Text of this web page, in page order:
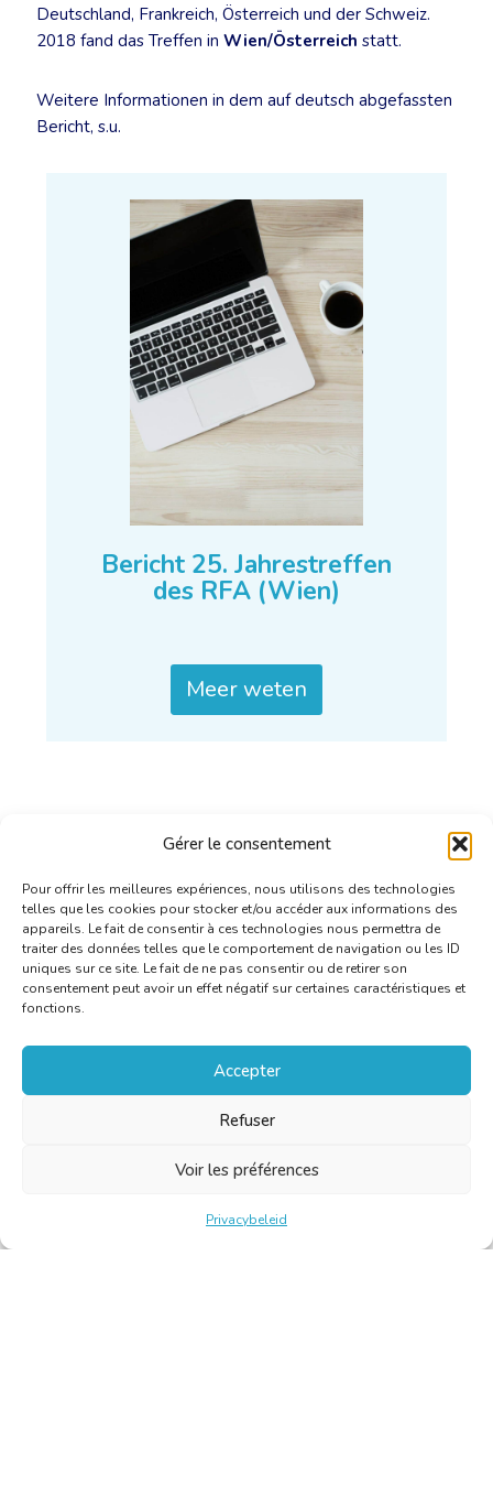
Gérer le consentement
Pour offrir les meilleures expériences, nous utilisons des technologies
telles que les cookies pour stocker et/ou accéder aux informations des
appareils. Le fait de consentir à ces technologies nous permettra de
traiter des données telles que le comportement de navigation ou les ID
uniques sur ce site. Le fait de ne pas consentir ou de retirer son
consentement peut avoir un effet négatif sur certaines caractéristiques et
fonctions.
Accepter
Refuser
Voir les préférences
Privacybeleid
Deutschland, Frankreich, Österreich und der Schweiz.
2018 fand das Treffen in Wien/Österreich statt.
Weitere Informationen in dem auf deutsch abgefassten
Bericht, s.u.
Bericht 25. Jahrestreffen
des RFA (Wien)
Meer weten